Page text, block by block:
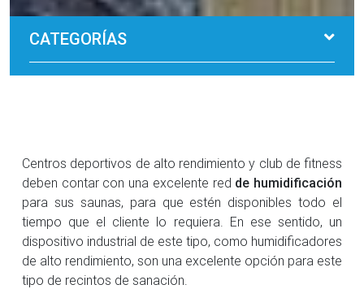
CATEGORÍAS
Centros deportivos de alto rendimiento y club de fitness
deben contar con una excelente red de humidificación
para sus saunas, para que estén disponibles todo el
tiempo que el cliente lo requiera. En ese sentido, un
dispositivo industrial de este tipo, como humidificadores
de alto rendimiento, son una excelente opción para este
tipo de recintos de sanación.